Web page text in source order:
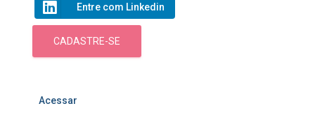
Entre com Linkedin
CADASTRE-SE
Acessar